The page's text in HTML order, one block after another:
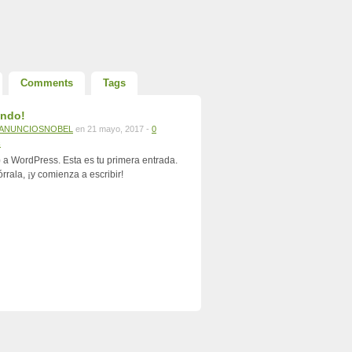
Comments Tags
en 21 mayo, 2017 - 0
a WordPress. Esta es tu primera entrada.
¡y comienza a escribir!